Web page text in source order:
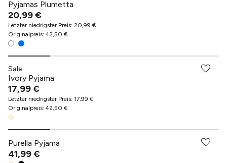
Pyjamas Plumetta
20,99 €
Letzter niedrigster Preis: 20,99 €
Originalpreis: 42,50 €
Sale
Ivory Pyjama
17,99 €
Letzter niedrigster Preis: 17,99 €
Originalpreis: 42,50 €
Purella Pyjama
41,99 €